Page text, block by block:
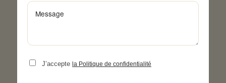
J’accepte la Politique de confidentialité